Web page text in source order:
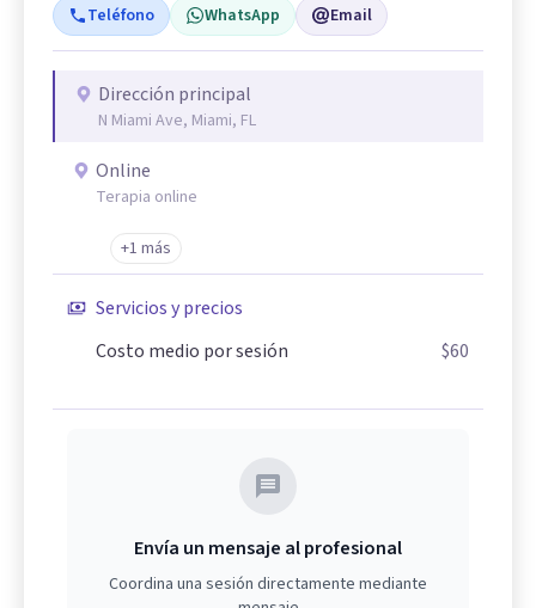
Teléfono WhatsApp Email
Dirección principal
N Miami Ave, Miami, FL
Online
Terapia online
+1 más
Servicios y precios
Costo medio por sesión
$60
Envía un mensaje al profesional
Coordina una sesión directamente mediante